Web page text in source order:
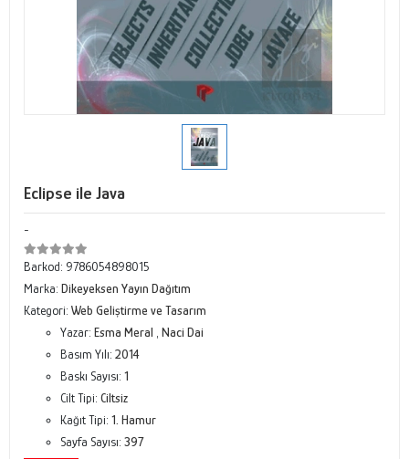
Eclipse ile Java
-
Barkod: 9786054898015
Marka: Dikeyeksen Yayın Dağıtım
Kategori: Web Geliştirme ve Tasarım
Yazar: Esma Meral
Naci Dai
Basım Yılı: 2014
Baskı Sayısı: 1
Cilt Tipi: Ciltsiz
Kağıt Tipi: 1. Hamur
Sayfa Sayısı: 397